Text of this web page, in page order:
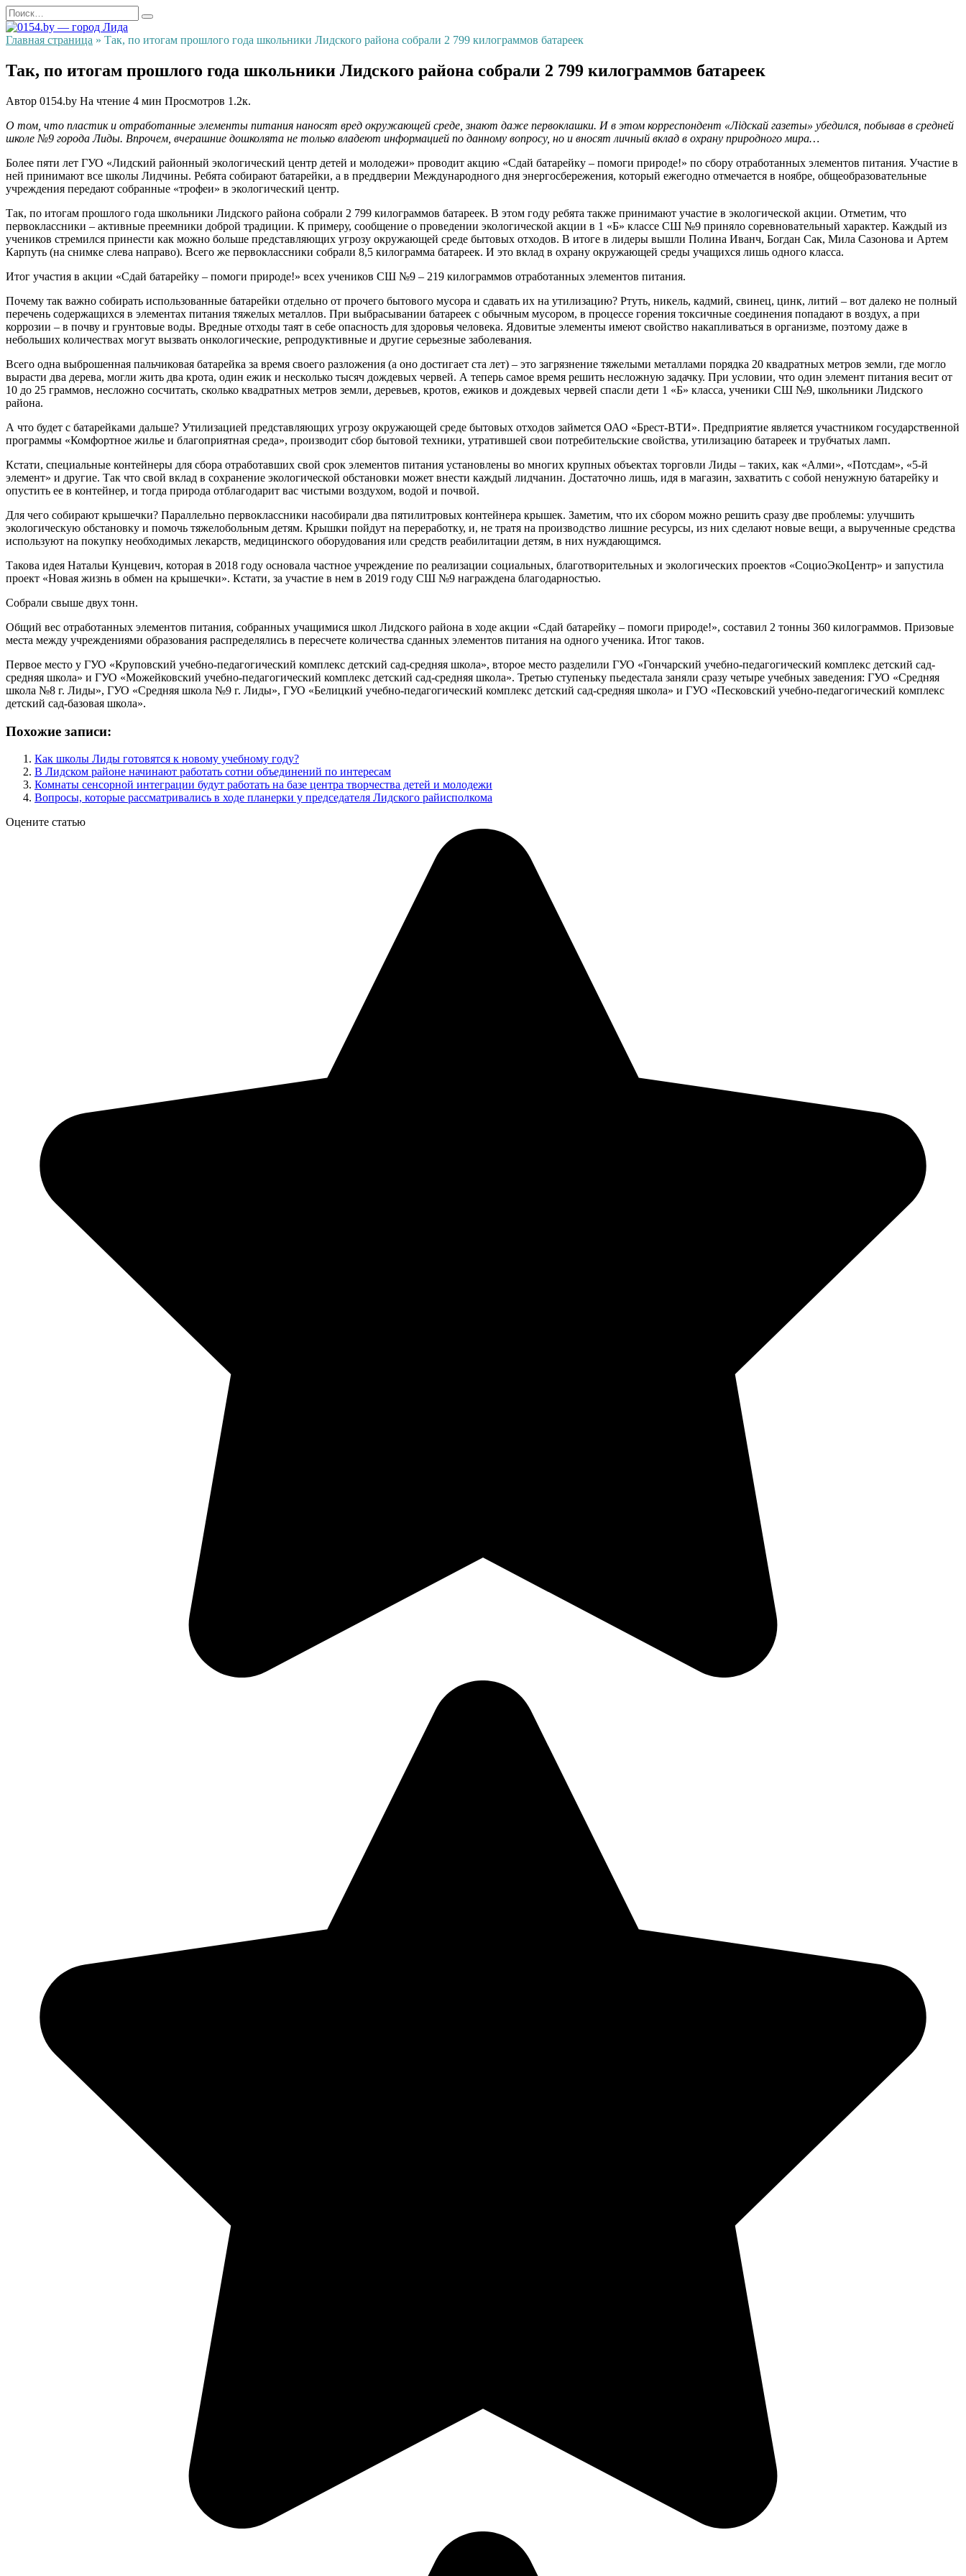
Перейти
к
содержанию
Search
for:
Главная страница » Так, по итогам прошлого года школьники Лидского района собрали 2 799 килограммов батареек
Так, по итогам прошлого года школьники Лидского района собрали 2 799 килограммов батареек
Автор 0154.by На чтение 4 мин Просмотров 1.2к.
О том, что пластик и отработанные элементы питания наносят вред окружающей среде, знают даже первоклашки. И в этом корреспондент «Лідскай газеты» убедился, побывав в средней
школе №9 города Лиды. Впрочем, вчерашние дошколята не только владеют информацией по данному вопросу, но и вносят личный вклад в охрану природного мира…
Более пяти лет ГУО «Лидский районный экологический центр детей и молодежи» проводит акцию «Сдай батарейку – помоги природе!» по сбору отработанных элементов питания. Участие в
ней принимают все школы Лидчины. Ребята собирают батарейки, а в преддверии Международного дня энергосбережения, который ежегодно отмечается в ноябре, общеобразовательные
учреждения передают собранные «трофеи» в экологический центр.
Так, по итогам прошлого года школьники Лидского района собрали 2 799 килограммов батареек. В этом году ребята также принимают участие в экологической акции. Отметим, что
первоклассники – активные преемники доброй традиции. К примеру, сообщение о проведении экологической акции в 1 «Б» классе СШ №9 приняло соревновательный характер. Каждый из
учеников стремился принести как можно больше представляющих угрозу окружающей среде бытовых отходов. В итоге в лидеры вышли Полина Иванч, Богдан Сак, Мила Сазонова и Артем
Карпуть (на снимке слева направо). Всего же первоклассники собрали 8,5 килограмма батареек. И это вклад в охрану окружающей среды учащихся лишь одного класса.
Итог участия в акции «Сдай батарейку – помоги природе!» всех учеников СШ №9 – 219 килограммов отработанных элементов питания.
Почему так важно собирать использованные батарейки отдельно от прочего бытового мусора и сдавать их на утилизацию? Ртуть, никель, кадмий, свинец, цинк, литий – вот далеко не полный
перечень содержащихся в элементах питания тяжелых металлов. При выбрасывании батареек с обычным мусором, в процессе горения токсичные соединения попадают в воздух, а при
коррозии – в почву и грунтовые воды. Вредные отходы таят в себе опасность для здоровья человека. Ядовитые элементы имеют свойство накапливаться в организме, поэтому даже в
небольших количествах могут вызвать онкологические, репродуктивные и другие серьезные заболевания.
Всего одна выброшенная пальчиковая батарейка за время своего разложения (а оно достигает ста лет) – это загрязнение тяжелыми металлами порядка 20 квадратных метров земли, где могло
вырасти два дерева, могли жить два крота, один ежик и несколько тысяч дождевых червей. А теперь самое время решить несложную задачку. При условии, что один элемент питания весит от
10 до 25 граммов, несложно сосчитать, сколько квадратных метров земли, деревьев, кротов, ежиков и дождевых червей спасли дети 1 «Б» класса, ученики СШ №9, школьники Лидского
района.
А что будет с батарейками дальше? Утилизацией представляющих угрозу окружающей среде бытовых отходов займется ОАО «Брест-ВТИ». Предприятие является участником государственной
программы «Комфортное жилье и благоприятная среда», производит сбор бытовой техники, утратившей свои потребительские свойства, утилизацию батареек и трубчатых ламп.
Кстати, специальные контейнеры для сбора отработавших свой срок элементов питания установлены во многих крупных объектах торговли Лиды – таких, как «Алми», «Потсдам», «5-й
элемент» и другие. Так что свой вклад в сохранение экологической обстановки может внести каждый лидчанин. Достаточно лишь, идя в магазин, захватить с собой ненужную батарейку и
опустить ее в контейнер, и тогда природа отблагодарит вас чистыми воздухом, водой и почвой.
Для чего собирают крышечки? Параллельно первоклассники насобирали два пятилитровых контейнера крышек. Заметим, что их сбором можно решить сразу две проблемы: улучшить
экологическую обстановку и помочь тяжелобольным детям. Крышки пойдут на переработку, и, не тратя на производство лишние ресурсы, из них сделают новые вещи, а вырученные средства
используют на покупку необходимых лекарств, медицинского оборудования или средств реабилитации детям, в них нуждающимся.
Такова идея Натальи Кунцевич, которая в 2018 году основала частное учреждение по реализации социальных, благотворительных и экологических проектов «СоциоЭкоЦентр» и запустила
проект «Новая жизнь в обмен на крышечки». Кстати, за участие в нем в 2019 году СШ №9 награждена благодарностью.
Собрали свыше двух тонн.
Общий вес отработанных элементов питания, собранных учащимися школ Лидского района в ходе акции «Сдай батарейку – помоги природе!», составил 2 тонны 360 килограммов. Призовые
места между учреждениями образования распределялись в пересчете количества сданных элементов питания на одного ученика. Итог таков.
Первое место у ГУО «Круповский учебно-педагогический комплекс детский сад-средняя школа», второе место разделили ГУО «Гончарский учебно-педагогический комплекс детский сад-
средняя школа» и ГУО «Можейковский учебно-педагогический комплекс детский сад-средняя школа». Третью ступеньку пьедестала заняли сразу четыре учебных заведения: ГУО «Средняя
школа №8 г. Лиды», ГУО «Средняя школа №9 г. Лиды», ГУО «Белицкий учебно-педагогический комплекс детский сад-средняя школа» и ГУО «Песковский учебно-педагогический комплекс
детский сад-базовая школа».
Похожие записи:
Как школы Лиды готовятся к новому учебному году?
В Лидском районе начинают работать сотни объединений по интересам
Комнаты сенсорной интеграции будут работать на базе центра творчества детей и молодежи
Вопросы, которые рассматривались в ходе планерки у председателя Лидского райисполкома
Оцените статью